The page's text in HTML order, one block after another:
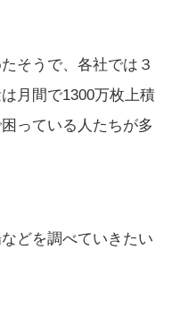
そうで、各社では３
月間で1300万枚上積
っている人たちが多
どを調べていきたい